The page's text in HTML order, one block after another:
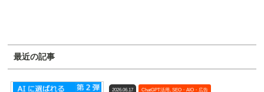
最近の記事
2026.06.17 ChatGPT活用, SEO・AIO・広告